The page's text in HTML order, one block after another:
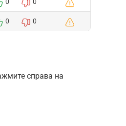
0 0
справа на